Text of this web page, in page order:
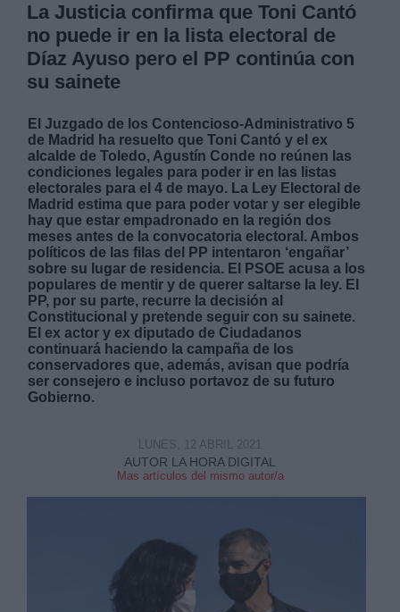
La Justicia confirma que Toni Cantó
no puede ir en la lista electoral de
Díaz Ayuso pero el PP continúa con
su sainete
El Juzgado de los Contencioso-Administrativo 5
de Madrid ha resuelto que Toni Cantó y el ex
alcalde de Toledo, Agustín Conde no reúnen las
condiciones legales para poder ir en las listas
electorales para el 4 de mayo. La Ley Electoral de
Madrid estima que para poder votar y ser elegible
hay que estar empadronado en la región dos
meses antes de la convocatoria electoral. Ambos
políticos de las filas del PP intentaron ‘engañar’
sobre su lugar de residencia. El PSOE acusa a los
populares de mentir y de querer saltarse la ley. El
PP, por su parte, recurre la decisión al
Constitucional y pretende seguir con su sainete.
El ex actor y ex diputado de Ciudadanos
continuará haciendo la campaña de los
conservadores que, además, avisan que podría
ser consejero e incluso portavoz de su futuro
Gobierno.
AUTOR LA HORA DIGITAL
Mas artículos del mismo autor/a
LUNES, 12 ABRIL 2021
Legitimación:
Destinatarios:
Derechos:
link
Información adicional
link